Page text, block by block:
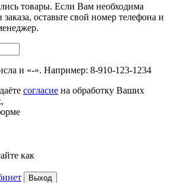
товары. Если Вам необходима
оставьте свой номер телефона и
и «-». Например: 8-910-123-1234
согласие на обработку Ваших
как
Выход